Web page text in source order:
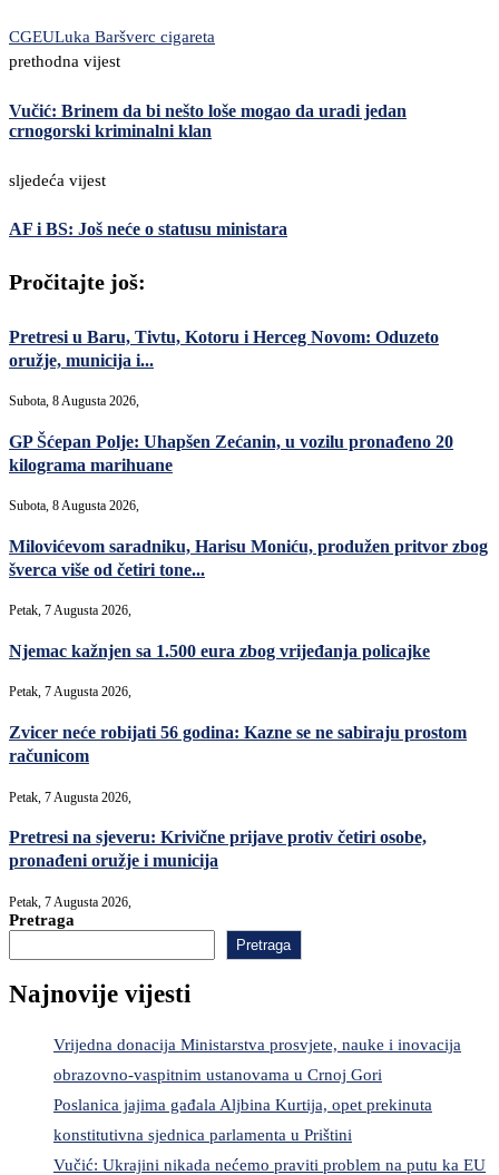
CGEULuka Baršverc cigareta
prethodna vijest
Vučić: Brinem da bi nešto loše mogao da uradi jedan
crnogorski kriminalni klan
sljedeća vijest
AF i BS: Još neće o statusu ministara
Pročitajte još:
Pretresi u Baru, Tivtu, Kotoru i Herceg Novom: Oduzeto
oružje, municija i...
Subota, 8 Augusta 2026,
GP Šćepan Polje: Uhapšen Zećanin, u vozilu pronađeno 20
kilograma marihuane
Subota, 8 Augusta 2026,
Milovićevom saradniku, Harisu Moniću, produžen pritvor zbog
šverca više od četiri tone...
Petak, 7 Augusta 2026,
Njemac kažnjen sa 1.500 eura zbog vrijeđanja policajke
Petak, 7 Augusta 2026,
Zvicer neće robijati 56 godina: Kazne se ne sabiraju prostom
računicom
Petak, 7 Augusta 2026,
Pretresi na sjeveru: Krivične prijave protiv četiri osobe,
pronađeni oružje i municija
Petak, 7 Augusta 2026,
Pretraga
Pretraga
Najnovije vijesti
Vrijedna donacija Ministarstva prosvjete, nauke i inovacija
obrazovno-vaspitnim ustanovama u Crnoj Gori
Poslanica jajima gađala Aljbina Kurtija, opet prekinuta
konstitutivna sjednica parlamenta u Prištini
Vučić: Ukrajini nikada nećemo praviti problem na putu ka EU